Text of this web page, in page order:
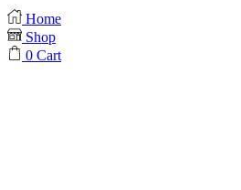
Home
Shop
0 Cart